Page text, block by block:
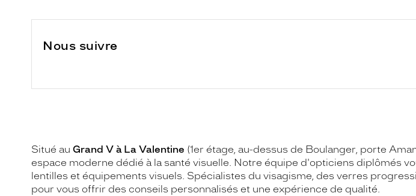
Nous suivre
Situé au Grand V à La Valentine (1er étage, au-dessus de Boulanger, porte
espace moderne dédié à la santé visuelle. Notre équipe d'opticiens diplômés
lentilles et équipements visuels. Spécialistes du visagisme, des verres
pour vous offrir des conseils personnalisés et une expérience de qualité.